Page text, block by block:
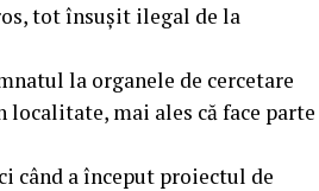
tot însușit ilegal de la
la organele de cercetare
localitate, mai ales că face parte
când a început proiectul de